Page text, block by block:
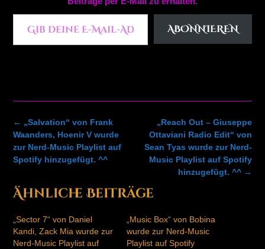
Gib deine E-Mail-Adresse ein ...
ABONNIEREN
Post
navigation
„Reach Out – Giuseppe
Ottaviani Radio Edit“ von
Sean Tyas wurde zur Nerd-
Music Playlist auf Spotify
hinzugefügt. ^^ →
← „Salvation“ von Frank
Waanders, Hoenir V wurde
zur Nerd-Music Playlist auf
Spotify hinzugefügt. ^^
Ähnliche Beiträge
„Sector 7“ von Daniel
Kandi, Zack Mia wurde zur
Nerd-Music Playlist auf
„Music Box“ von Bobina
wurde zur Nerd-Music
Playlist auf Spotify